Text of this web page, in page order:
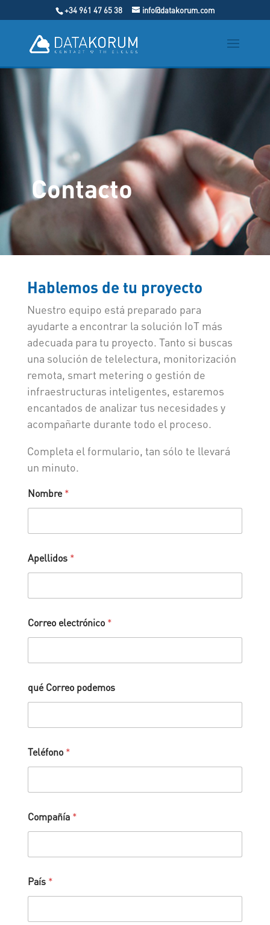
+34 961 47 65 38 info@datakorum.com
Contacto
Hablemos de tu proyecto
Nuestro equipo está preparado para
ayudarte a encontrar la solución IoT más
adecuada para tu proyecto. Tanto si buscas
una solución de telelectura, monitorización
remota, smart metering o gestión de
infraestructuras inteligentes, estaremos
encantados de analizar tus necesidades y
acompañarte durante todo el proceso.
Completa el formulario, tan sólo te llevará
un minuto.
Nombre*
Apellidos *
Correo electrónico *
qué Correo podemos
Teléfono *
Compañía *
País *